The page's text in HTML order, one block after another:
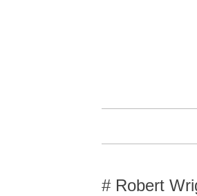
TO
Robert